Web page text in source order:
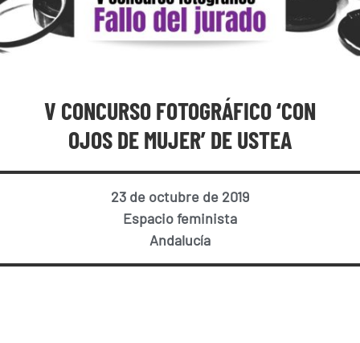
V CONCURSO FOTOGRÁFICO ‘CON
OJOS DE MUJER’ DE USTEA
23 de octubre de 2019
Espacio feminista
Andalucía